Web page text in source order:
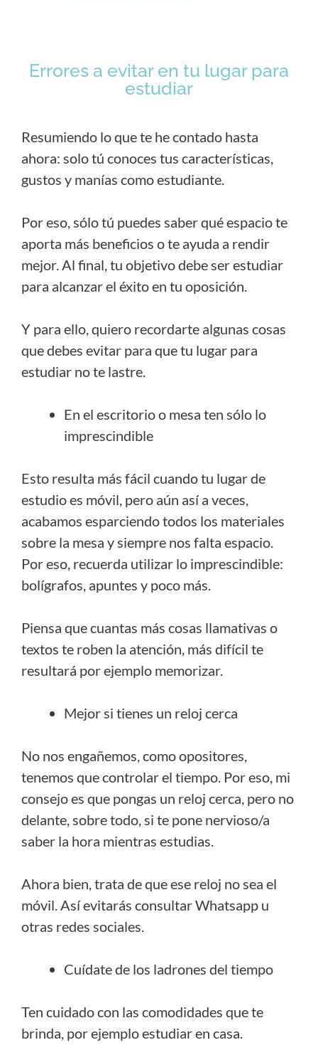
Errores a evitar en tu lugar para
estudiar
Resumiendo lo que te he contado hasta
ahora: solo tú conoces tus características,
gustos y manías como estudiante.
Por eso, sólo tú puedes saber qué espacio te
aporta más beneficios o te ayuda a rendir
mejor. Al final, tu objetivo debe ser estudiar
para alcanzar el éxito en tu oposición.
Y para ello, quiero recordarte algunas cosas
que debes evitar para que tu lugar para
estudiar no te lastre.
En el escritorio o mesa ten sólo lo
imprescindible
Esto resulta más fácil cuando tu lugar de
estudio es móvil, pero aún así a veces,
acabamos esparciendo todos los materiales
sobre la mesa y siempre nos falta espacio.
Por eso, recuerda utilizar lo imprescindible:
bolígrafos, apuntes y poco más.
Piensa que cuantas más cosas llamativas o
textos te roben la atención, más difícil te
resultará por ejemplo memorizar.
Mejor si tienes un reloj cerca
No nos engañemos, como opositores,
tenemos que controlar el tiempo. Por eso, mi
consejo es que pongas un reloj cerca, pero no
delante, sobre todo, si te pone nervioso/a
saber la hora mientras estudias.
Ahora bien, trata de que ese reloj no sea el
móvil. Así evitarás consultar Whatsapp u
otras redes sociales.
Cuídate de los ladrones del tiempo
Ten cuidado con las comodidades que te
brinda, por ejemplo estudiar en casa.